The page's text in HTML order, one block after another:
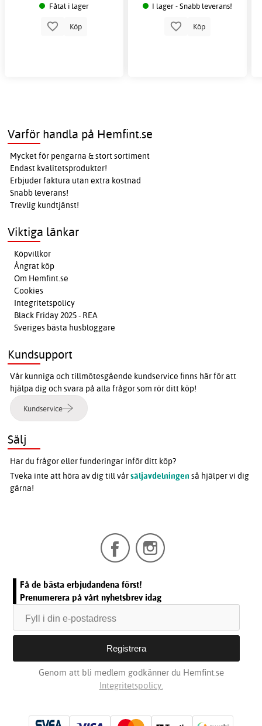
Fåtal i lager
Köp
I lager - Snabb leverans!
Köp
Varför handla på Hemfint.se
Mycket för pengarna & stort sortiment
Endast kvalitetsprodukter!
Erbjuder faktura utan extra kostnad
Snabb leverans!
Trevlig kundtjänst!
Viktiga länkar
Köpvillkor
Ångrat köp
Om Hemfint.se
Cookies
Integritetspolicy
Black Friday 2025 - REA
Sveriges bästa husbloggare
Kundsupport
Vår kunniga och tillmötesgående kundservice finns här för att
hjälpa dig och svara på alla frågor som rör ditt köp!
Kundservice
Sälj
Har du frågor eller funderingar inför ditt köp?
Tveka inte att höra av dig till vårsäljavdelningen så hjälper vi dig
gärna!
Få de bästa erbjudandena först!
Prenumerera på vårt nyhetsbrev idag
Genom att bli medlem godkänner du Hemfint.se
Integritetspolicy.